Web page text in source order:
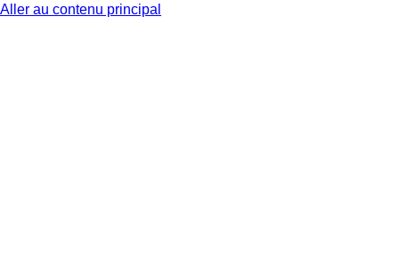
Aller au contenu principal